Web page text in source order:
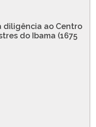
diligência ao Centro
do Ibama (1675